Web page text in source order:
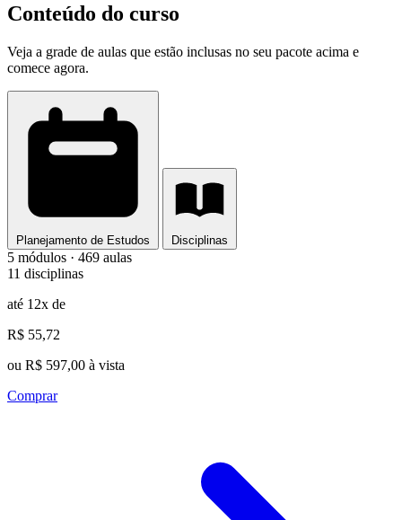
Conteúdo do curso
Veja a grade de aulas que estão inclusas no seu pacote acima e
comece agora.
Planejamento de Estudos Disciplinas
5 módulos · 469 aulas
11 disciplinas
até 12x de
R$ 55,72
ou R$ 597,00 à vista
Comprar